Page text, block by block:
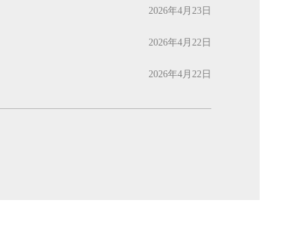
2026年4月23日
2026年4月22日
2026年4月22日